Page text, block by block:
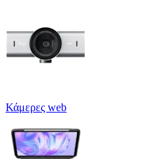
Κάμερες web